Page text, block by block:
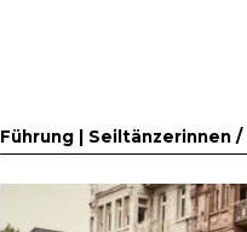
Führung | Seiltänzerinnen /